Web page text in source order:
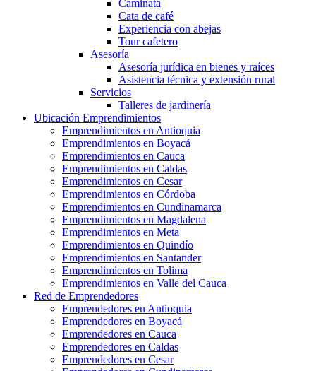
Caminata
Cata de café
Experiencia con abejas
Tour cafetero
Asesoría
Asesoría jurídica en bienes y raíces
Asistencia técnica y extensión rural
Servicios
Talleres de jardinería
Ubicación Emprendimientos
Emprendimientos en Antioquia
Emprendimientos en Boyacá
Emprendimientos en Cauca
Emprendimientos en Caldas
Emprendimientos en Cesar
Emprendimientos en Córdoba
Emprendimientos en Cundinamarca
Emprendimientos en Magdalena
Emprendimientos en Meta
Emprendimientos en Quindío
Emprendimientos en Santander
Emprendimientos en Tolima
Emprendimientos en Valle del Cauca
Red de Emprendedores
Emprendedores en Antioquia
Emprendedores en Boyacá
Emprendedores en Cauca
Emprendedores en Caldas
Emprendedores en Cesar